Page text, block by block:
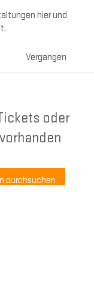
hier und
Vergangen
oder
durchsuchen